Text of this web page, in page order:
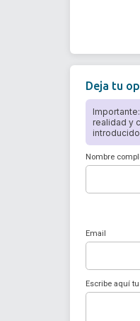
Deja tu
realidad y
Nombre
Email
Escribe aquí